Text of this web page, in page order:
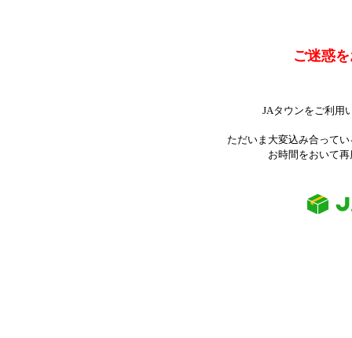
ご迷惑
JAタウンをご利用
ただいま大変込み合って
お時間をおいて